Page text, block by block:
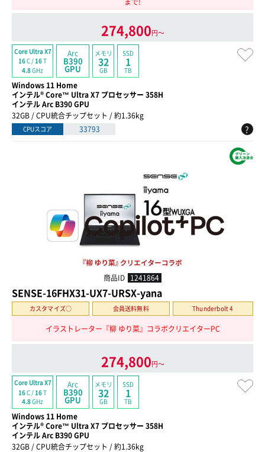
274,800円〜
Core Ultra X7
16C /16T
4.8GHz
Arc
B390
GPU
メモリ
32
GB
SSD
1
TB
Windows 11 Home
インテル® Core™ Ultra X7 プロセッサー 358H
インテル Arc B390 GPU
32GB / CPU統合チップセット / 約1.36kg
CPUスコア 33793 ?
商品ID 1241864
SENSE-16FHX31-UX7-URSX-yana
カスタマイズ○ 会員送料無料 Thunderbolt 4
イラストレーター『柳 ゆり菜』コラボクリエイターPC
274,800円〜
Core Ultra X7
16C / 16T
4.8GHz
Arc
B390
GPU
メモリ
32
GB
SSD
1
TB
Windows 11 Home
インテル® Core™ Ultra X7 プロセッサー 358H
インテル Arc B390 GPU
32GB / CPU統合チップセット / 約1.36kg